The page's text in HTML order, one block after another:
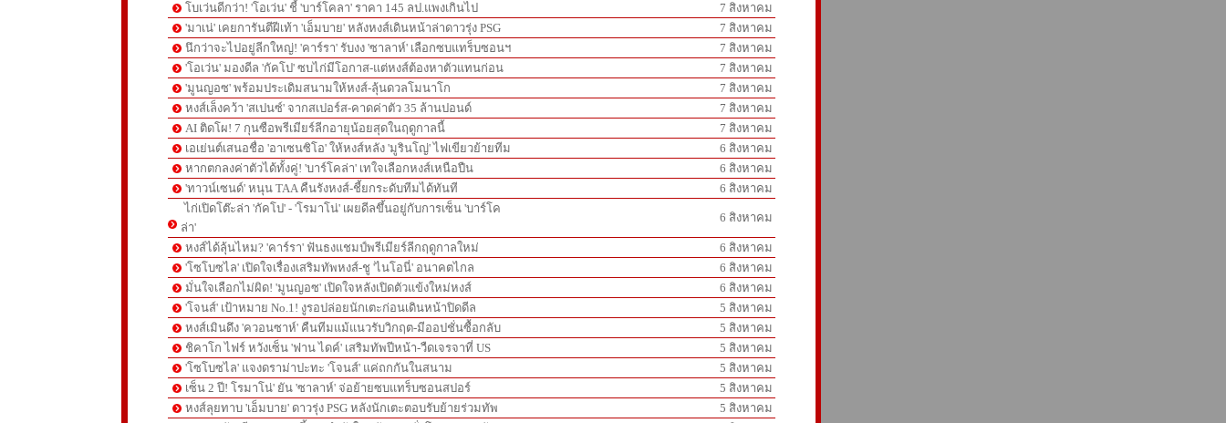
โบเว่นดีกว่า! 'โอเว่น' ชี้ 'บาร์โคลา' ราคา 145 ลป.แพงเกินไป
7 สิงหาคม
'มาเน่' เคยการันตีฝีเท้า 'เอ็มบาย' หลังหงส์เดินหน้าล่าดาวรุ่ง PSG
7 สิงหาคม
นึกว่าจะไปอยู่ลีกใหญ่! 'คาร์รา' รับงง 'ซาลาห์' เลือกซบแทร็บซอนฯ
7 สิงหาคม
'โอเว่น' มองดีล 'กัคโป' ซบไก่มีโอกาส-แต่หงส์ต้องหาตัวแทนก่อน
7 สิงหาคม
'มูนญอซ' พร้อมประเดิมสนามให้หงส์-ลุ้นดวลโมนาโก
7 สิงหาคม
หงส์เล็งคว้า 'สเปนซ์' จากสเปอร์ส-คาดค่าตัว 35 ล้านปอนด์
7 สิงหาคม
AI ติดโผ! 7 กุนซือพรีเมียร์ลีกอายุน้อยสุดในฤดูกาลนี้
7 สิงหาคม
เอเย่นต์เสนอชื่อ 'อาเซนซิโอ' ให้หงส์หลัง 'มูรินโญ่' ไฟเขียวย้ายทีม
6 สิงหาคม
หากตกลงค่าตัวได้ทั้งคู่! 'บาร์โคล่า' เทใจเลือกหงส์เหนือปืน
6 สิงหาคม
'ทาวน์เซนด์' หนุน TAA คืนรังหงส์-ชี้ยกระดับทีมได้ทันที
6 สิงหาคม
ไก่เปิดโต๊ะล่า 'กัคโป' - 'โรมาโน่' เผยดีลขึ้นอยู่กับการเซ็น 'บาร์โค
ล่า'
6 สิงหาคม
หงส์ได้ลุ้นไหม? 'คาร์รา' ฟันธงแชมป์พรีเมียร์ลีกฤดูกาลใหม่
6 สิงหาคม
'โซโบซไล' เปิดใจเรื่องเสริมทัพหงส์-ชู 'ไนโอนี่' อนาคตไกล
6 สิงหาคม
มั่นใจเลือกไม่ผิด! 'มูนญอซ' เปิดใจหลังเปิดตัวแข้งใหม่หงส์
6 สิงหาคม
'โจนส์' เป้าหมาย No.1! งูรอปล่อยนักเตะก่อนเดินหน้าปิดดีล
5 สิงหาคม
หงส์เมินดึง 'ควอนซาห์' คืนทีมแม้แนวรับวิกฤต-มีออปชั่นซื้อกลับ
5 สิงหาคม
ชิคาโก ไฟร์ หวังเซ็น 'ฟาน ไดค์' เสริมทัพปีหน้า-วืดเจรจาที่ US
5 สิงหาคม
'โซโบซไล' แจงดราม่าปะทะ 'โจนส์' แค่ถกกันในสนาม
5 สิงหาคม
เซ็น 2 ปี! โรมาโน่' ยัน 'ซาลาห์' จ่อย้ายซบแทร็บซอนสปอร์
5 สิงหาคม
หงส์ลุยทาบ 'เอ็มบาย' ดาวรุ่ง PSG หลังนักเตะตอบรับย้ายร่วมทัพ
5 สิงหาคม